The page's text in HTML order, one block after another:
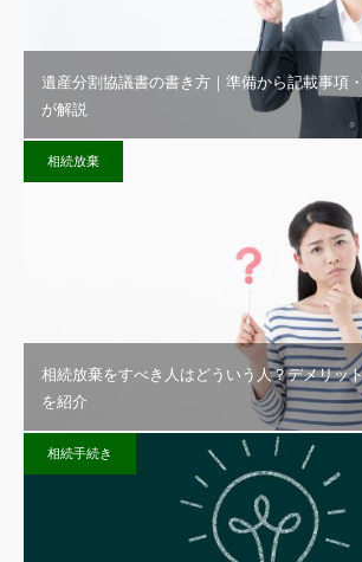
遺産分割協議書の書き方｜準備から記載事項
が解説
相続放棄
相続放棄をすべき人はどういう人？デメリッ
を紹介
相続手続き